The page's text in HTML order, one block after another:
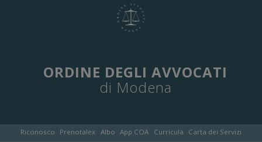
ORDINE DEGLI AVVOCATI
di Modena
Riconosco Prenotalex Albo App COA Curricula Carta dei Servizi